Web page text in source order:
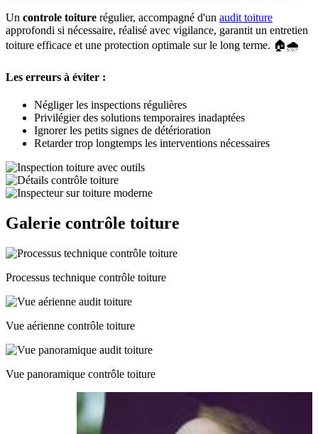
Un controle toiture régulier, accompagné d'un audit toiture
approfondi si nécessaire, réalisé avec vigilance, garantit un entretien
toiture efficace et une protection optimale sur le long terme. 🏠🌧️
Les erreurs à éviter :
Négliger les inspections régulières
Privilégier des solutions temporaires inadaptées
Ignorer les petits signes de détérioration
Retarder trop longtemps les interventions nécessaires
Galerie contrôle toiture
Processus technique contrôle toiture
Vue aérienne contrôle toiture
Vue panoramique contrôle toiture